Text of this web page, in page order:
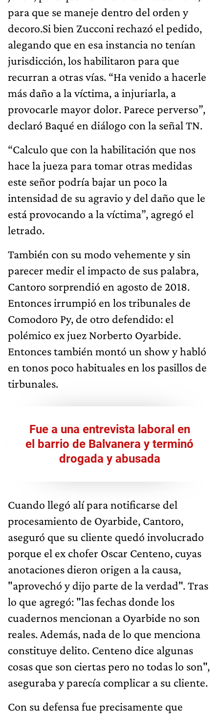
para que se maneje dentro del orden y
decoro.Si bien Zucconi rechazó el pedido,
alegando que en esa instancia no tenían
jurisdicción, los habilitaron para que
recurran a otras vías. “Ha venido a hacerle
más daño a la víctima, a injuriarla, a
provocarle mayor dolor. Parece perverso”,
declaró Baqué en diálogo con la señal TN.
“Calculo que con la habilitación que nos
hace la jueza para tomar otras medidas
este señor podría bajar un poco la
intensidad de su agravio y del daño que le
está provocando a la víctima”, agregó el
letrado.
También con su modo vehemente y sin
parecer medir el impacto de sus palabra,
Cantoro sorprendió en agosto de 2018.
Entonces irrumpió en los tribunales de
Comodoro Py, de otro defendido: el
polémico ex juez Norberto Oyarbide.
Entonces también montó un show y habló
en tonos poco habituales en los pasillos de
tirbunales.
Fue a una entrevista laboral en
el barrio de Balvanera y terminó
drogada y abusada
Cuando llegó alí para notificarse del
procesamiento de Oyarbide, Cantoro,
aseguró que su cliente quedó involucrado
porque el ex chofer Oscar Centeno, cuyas
anotaciones dieron origen a la causa,
"aprovechó y dijo parte de la verdad". Tras
lo que agregó: "las fechas donde los
cuadernos mencionan a Oyarbide no son
reales. Además, nada de lo que menciona
constituye delito. Centeno dice algunas
cosas que son ciertas pero no todas lo son",
aseguraba y parecía complicar a su cliente.
Con su defensa fue precisamente que